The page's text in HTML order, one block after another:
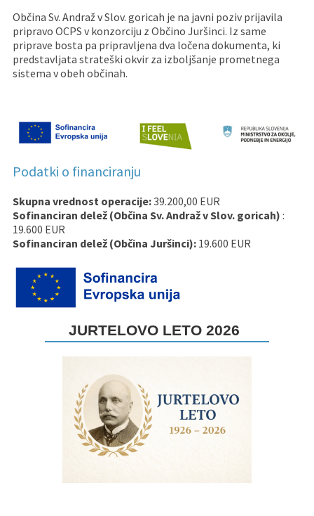
Občina Sv. Andraž v Slov. goricah je na javni poziv prijavila
pripravo OCPS v konzorciju z Občino Juršinci. Iz same
priprave bosta pa pripravljena dva ločena dokumenta, ki
predstavljata strateški okvir za izboljšanje prometnega
sistema v obeh občinah.
Podatki o financiranju
Skupna vrednost operacije:39.200,00 EUR
Sofinanciran delež (Občina Sv. Andraž v Slov. goricah) :
19.600 EUR
Sofinanciran delež (Občina Juršinci): 19.600 EUR
JURTELOVO LETO 2026